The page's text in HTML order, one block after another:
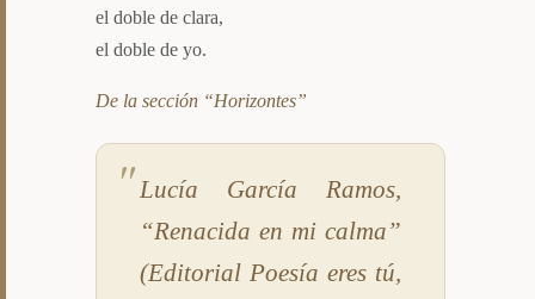
el doble de clara,
el doble de yo.
De la sección “Horizontes”
Lucía García Ramos,
“Renacida en mi calma”
(Editorial Poesía eres tú,